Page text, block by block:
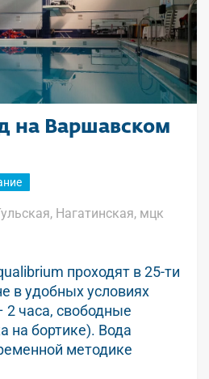
на Варшавском
Нагатинская, мцк
проходят в 25-ти
в удобных условиях
2 часа, свободные
на бортике). Вода
методике